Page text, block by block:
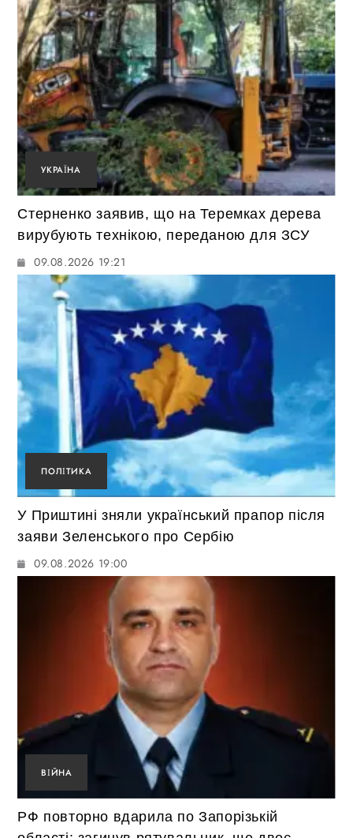
УКРАЇНА
Стерненко заявив, що на Теремках дерева
вирубують технікою, переданою для ЗСУ
09.08.2026 19:21
ПОЛІТИКА
У Приштині зняли український прапор після
заяви Зеленського про Сербію
09.08.2026 19:00
ВІЙНА
РФ повторно вдарила по Запорізькій